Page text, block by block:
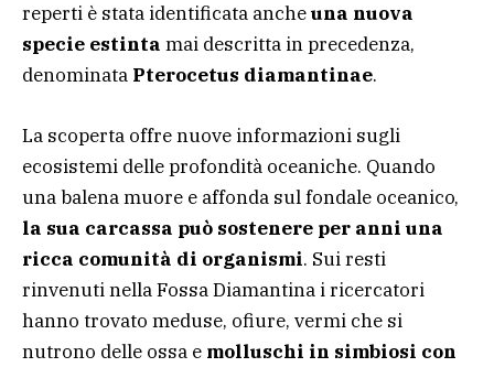
reperti è stata identificata ancheuna nuova
specie estinta mai descritta in precedenza,
denominata Pterocetus diamantinae.
La scoperta offre nuove informazioni sugli
ecosistemi delle profondità oceaniche. Quando
una balena muore e affonda sul fondale oceanico,
la sua carcassa può sostenere per anni una
ricca comunità di organismi. Sui resti
rinvenuti nella Fossa Diamantina i ricercatori
hanno trovato meduse, ofiure, vermi che si
nutrono delle ossa e molluschi in simbiosi con